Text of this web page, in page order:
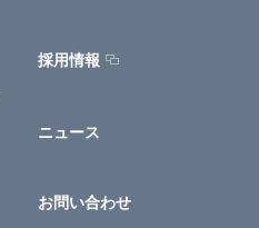
採用情報
ニュース
お問い合わせ